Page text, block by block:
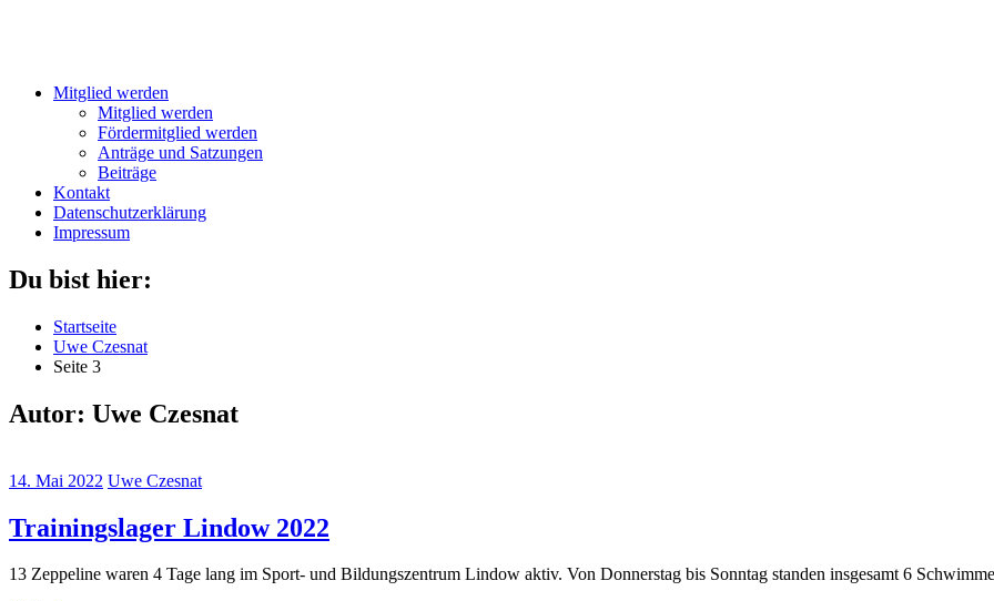
Mitglied werden
Mitglied werden
Fördermitglied werden
Anträge und Satzungen
Beiträge
Kontakt
Datenschutzerklärung
Impressum
Du bist hier:
Startseite
Uwe Czesnat
Seite 3
Autor: Uwe Czesnat
14. Mai 2022 Uwe Czesnat
Trainingslager Lindow 2022
13 Zeppeline waren 4 Tage lang im Sport- und Bildungszentrum Lindow aktiv. Von Donnerstag bis Sonntag standen insgesamt 6